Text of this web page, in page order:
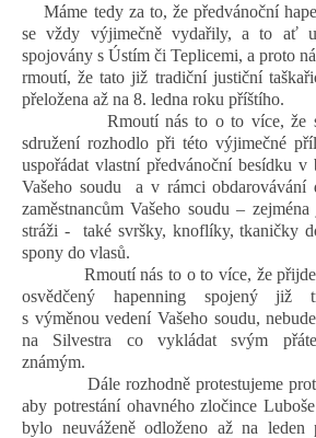
Máme tedy za to, že předvánoční
se vždy výjimečně vydařily, a to ať
spojovány s Ústím či Teplicemi, a proto
rmoutí, že tato již tradiční justiční
přeložena až na 8. ledna roku příštího.
Rmoutí nás to o to více, že
sdružení rozhodlo při této výjimečné
uspořádat vlastní předvánoční besídku v
Vašeho soudu
a v rámci obdarovávání
zaměstnancům Vašeho soudu –
stráži -
také svršky, knoflíky, tkaničky
spony do vlasů.
Rmoutí nás to o to více, že
osvědčený hapenning spojený již
s výměnou vedení Vašeho soudu,
na Silvestra co vykládat svým
známým.
Dále rozhodně protestujeme
aby potrestání ohavného zločince
bylo neuváženě odloženo až na leden